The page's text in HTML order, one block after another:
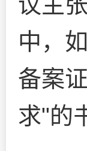
中，
备案
求"的